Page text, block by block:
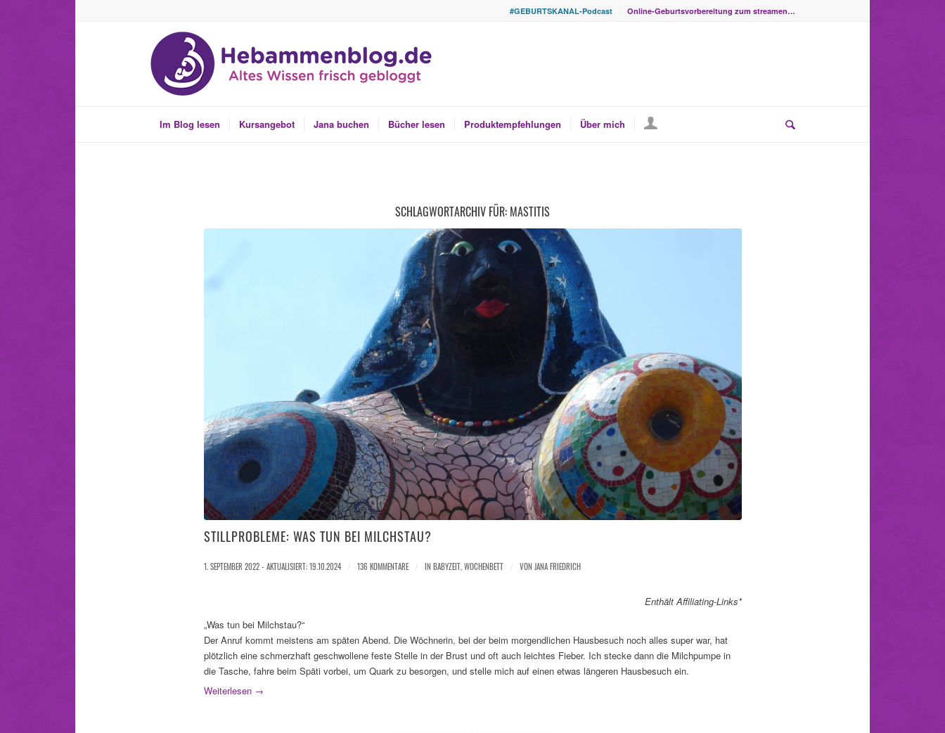
#GEBURTSKANAL-Podcast Online-Geburtsvorbereitung zum streamen…
Im Blog lesen Kursangebot Jana buchen Bücher lesen Produktempfehlungen Über mich
SCHLAGWORTARCHIV FÜR: MASTITIS
STILLPROBLEME: WAS TUN BEI MILCHSTAU?
1. SEPTEMBER 2022 - AKTUALISIERT: 19.10.2024 / 136 KOMMENTARE / IN BABYZEIT,WOCHENBETT / VON JANA FRIEDRICH
Enthält Affiliating-Links*
„Was tun bei Milchstau?“
Der Anruf kommt meistens am späten Abend. Die Wöchnerin, bei der beim morgendlichen Hausbesuch noch alles super war, hat
plötzlich eine schmerzhaft geschwollene feste Stelle in der Brust und oft auch leichtes Fieber. Ich stecke dann die Milchpumpe in
die Tasche, fahre beim Späti vorbei, um Quark zu besorgen, und stelle mich auf einen etwas längeren Hausbesuch ein.
Weiterlesen→